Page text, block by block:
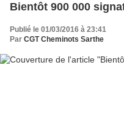
Bientôt 900 000
Publié le 01/03/2016 à 23:41
Par CGT Cheminots Sarthe